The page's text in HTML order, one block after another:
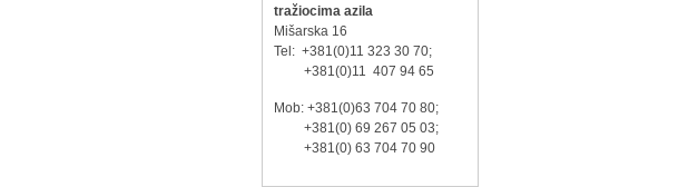
tražiocima azila
Mišarska 16
Tel: +381(0)11 323 30 70;
+381(0)11 407 94 65
Mob: +381(0)63 704 70 80;
+381(0) 69 267 05 03;
+381(0) 63 704 70 90